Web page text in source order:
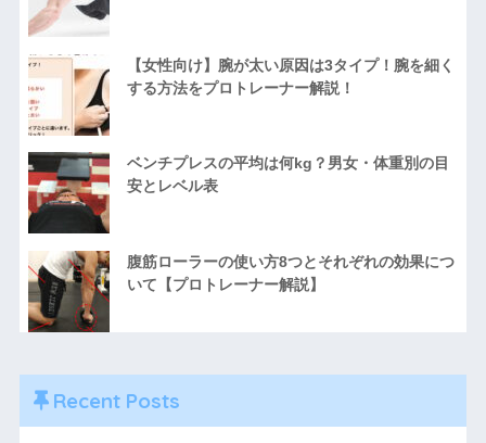
【女性向け】腕が太い原因は3タイプ！腕を細く
する方法をプロトレーナー解説！
ベンチプレスの平均は何kg？男女・体重別の目
安とレベル表
腹筋ローラーの使い方8つとそれぞれの効果につ
いて【プロトレーナー解説】
Recent Posts